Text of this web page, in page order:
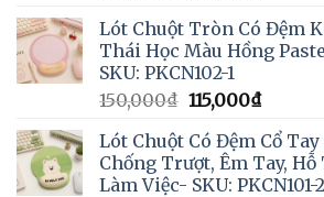
Lót Chuột Tròn Có Đệm
Thái Học Màu Hồng
SKU: PKCN102-1
150,000₫ 115,000₫
Lót Chuột Có Đệm Cổ
Chống Trượt, Êm Tay, Hỗ
Làm Việc- SKU: PKCN101-2